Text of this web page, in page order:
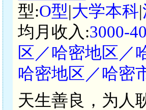
型:O型|大学本科|
均月收入:3000-
区／哈密地区／
哈密地区／哈密
天生善良，为人